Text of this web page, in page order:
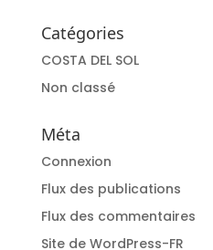
Catégories
COSTA DEL SOL
Non classé
Méta
Connexion
Flux des publications
Flux des commentaires
Site de WordPress-FR